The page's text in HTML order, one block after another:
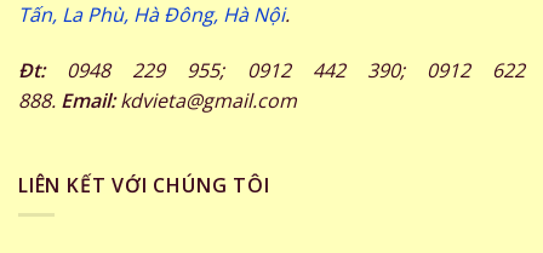
Tấn, La Phù, Hà Đông, Hà Nội.
Đt:0948 229 955; 0912 442 390; 0912 622
888. Email:kdvieta@gmail.com
LIÊN KẾT VỚI CHÚNG TÔI